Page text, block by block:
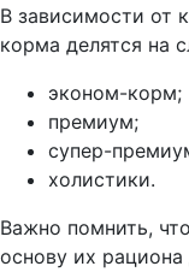
В зависимости от
корма делятся на
эконом-корм;
премиум;
супер-
холистики.
Важно помнить,
основу их